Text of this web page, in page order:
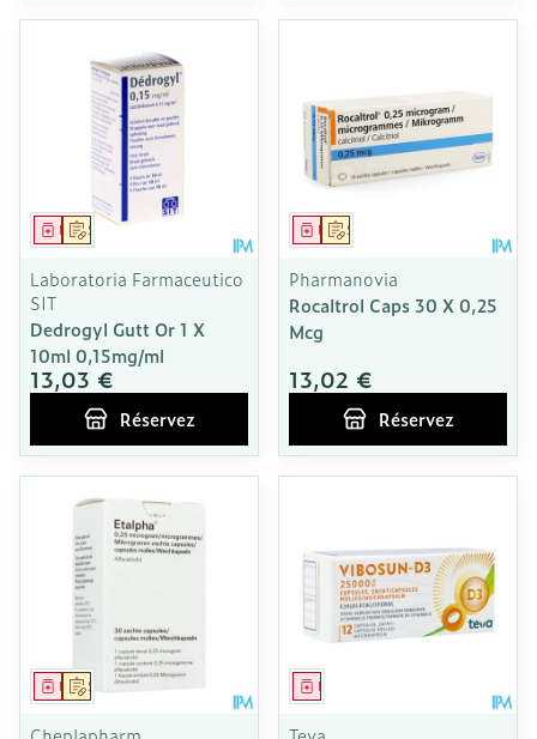
Sur prescription
Médicament
Laboratoria Farmaceutico
SIT
Dedrogyl Gutt Or 1 X
10ml 0,15mg/ml
13,03 €
Réservez
Sur prescription
Médicament
Pharmanovia
Rocaltrol Caps 30 X 0,25
Mcg
13,02 €
Réservez
Sur prescription
Médicament Médicament